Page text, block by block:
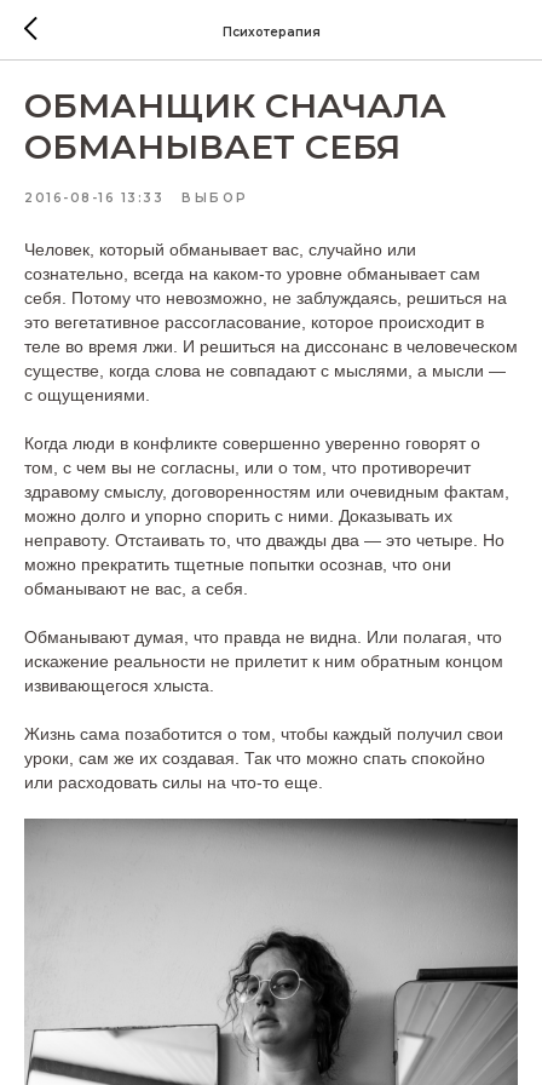
Психотерапия
ОБМАНЩИК СНАЧАЛА
ОБМАНЫВАЕТ СЕБЯ
2016-08-16 13:33 ВЫБОР
Человек, который обманывает вас, случайно или
сознательно, всегда на каком-то уровне обманывает сам
себя. Потому что невозможно, не заблуждаясь, решиться на
это вегетативное рассогласование, которое происходит в
теле во время лжи. И решиться на диссонанс в человеческом
существе, когда слова не совпадают с мыслями, а мысли —
с ощущениями.
Когда люди в конфликте совершенно уверенно говорят о
том, с чем вы не согласны, или о том, что противоречит
здравому смыслу, договоренностям или очевидным фактам,
можно долго и упорно спорить с ними. Доказывать их
неправоту. Отстаивать то, что дважды два — это четыре. Но
можно прекратить тщетные попытки осознав, что они
обманывают не вас, а себя.
Обманывают думая, что правда не видна. Или полагая, что
искажение реальности не прилетит к ним обратным концом
извивающегося хлыста.
Жизнь сама позаботится о том, чтобы каждый получил свои
уроки, сам же их создавая. Так что можно спать спокойно
или расходовать силы на что-то еще.